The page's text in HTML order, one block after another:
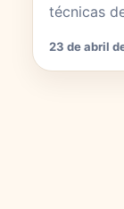
técnicas
23 de abril